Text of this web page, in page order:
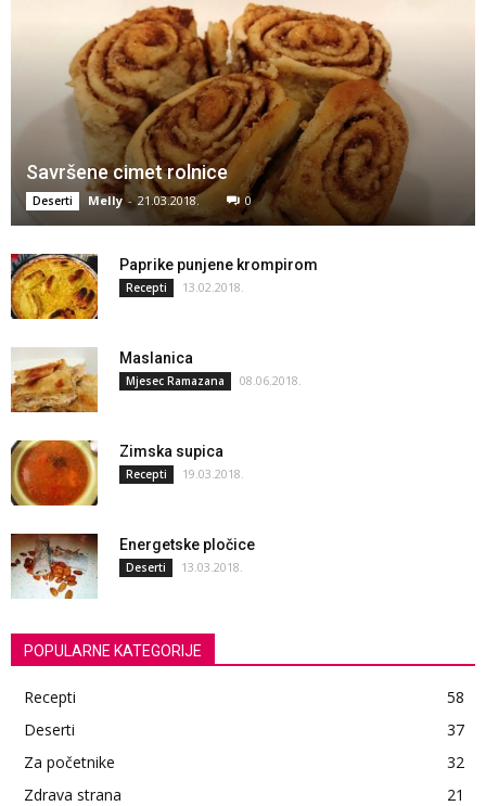
Savršene cimet rolnice
Deserti Melly - 21.03.2018. 0
Paprike punjene krompirom
Recepti 13.02.2018.
Maslanica
Mjesec Ramazana 08.06.2018.
Zimska supica
Recepti 19.03.2018.
Energetske pločice
Deserti 13.03.2018.
POPULARNE KATEGORIJE
Recepti
58
Deserti
37
Za početnike
32
Zdrava strana
21